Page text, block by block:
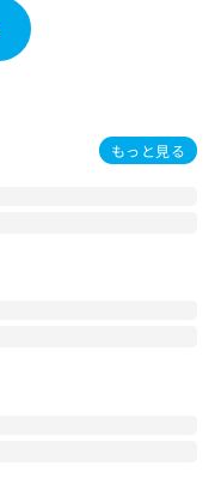
もっと見る